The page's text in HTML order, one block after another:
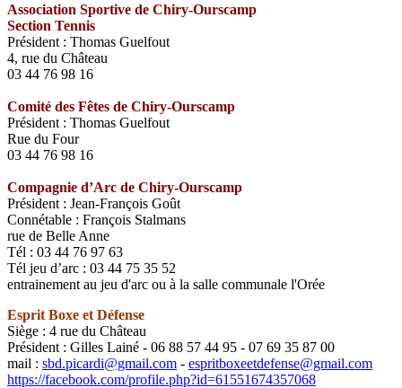
Association Sportive de Chiry-Ourscamp
Section Tennis
Président : Thomas Guelfout
4, rue du Château
03 44 76 98 16
Comité des Fêtes de Chiry-Ourscamp
Président : Thomas Guelfout
Rue du Four
03 44 76 98 16
Compagnie d’Arc de Chiry-Ourscamp
Président : Jean-François Goût
Connétable : François Stalmans
rue de Belle Anne
Tél : 03 44 76 97 63
Tél jeu d’arc : 03 44 75 35 52
entrainement au jeu d'arc ou à la salle communale l'Orée
Esprit Boxe et Défense
Siège : 4 rue du Château
Président : Gilles Lainé - 06 88 57 44 95 - 07 69 35 87 00
mail : sbd.picardi@gmail.com - espritboxeetdefense@gmail.com
https://facebook.com/profile.php?id=61551674357068